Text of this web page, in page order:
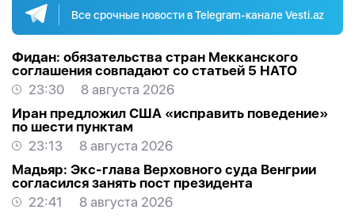
Все срочные новости в Telegram-канале Vesti.az
Фидан: обязательства стран Мекканского
соглашения совпадают со статьей 5 НАТО
23:30
8 августа 2026
Иран предложил США «исправить поведение»
по шести пунктам
23:13
8 августа 2026
Мадьяр: Экс-глава Верховного суда Венгрии
согласился занять пост президента
22:41
8 августа 2026